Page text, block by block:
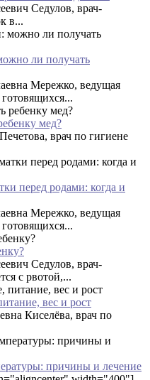
Седулов, врач-
в...
ли получать
Мережко, ведущая
мед?
врач по гигиене
перед родами: когда и
Мережко, ведущая
Седулов, врач-
с рвотой,...
вес и рост
Киселёва, врач по
причины и лечение